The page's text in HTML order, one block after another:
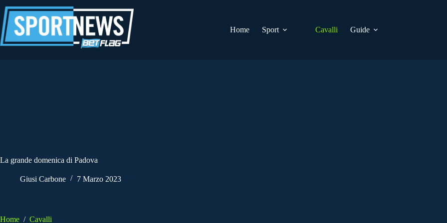
al
contenuto
Home
Sport Cavalli Guide
La grande domenica di Padova
Giusi Carbone 7 Marzo 2023
Home / Cavalli